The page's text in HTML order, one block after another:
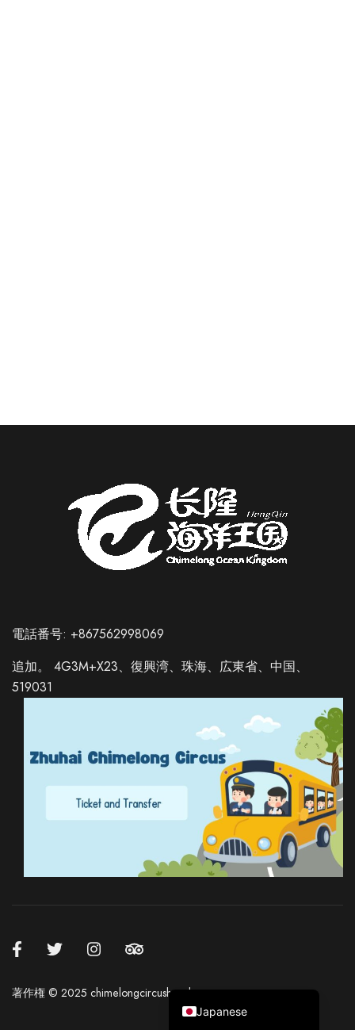
電話番号: +867562998069
追加。 4G3M+X23、復興湾、珠海、広東省、中国、
519031
著作権 ©️ 2025 chimelongcircushotel.com
Japanese
Spanish
German
Italian
Russian